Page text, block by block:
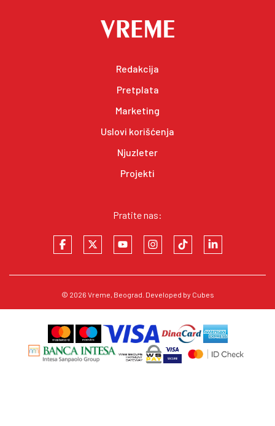
Redakcija
Pretplata
Marketing
Uslovi korišćenja
Njuzleter
Projekti
Pratite nas:
© 2026 Vreme , Beograd. Developed by Cubes